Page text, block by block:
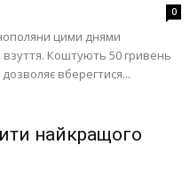
0
цими днями
Коштують 50 гривень
вберегтися...
найкращого